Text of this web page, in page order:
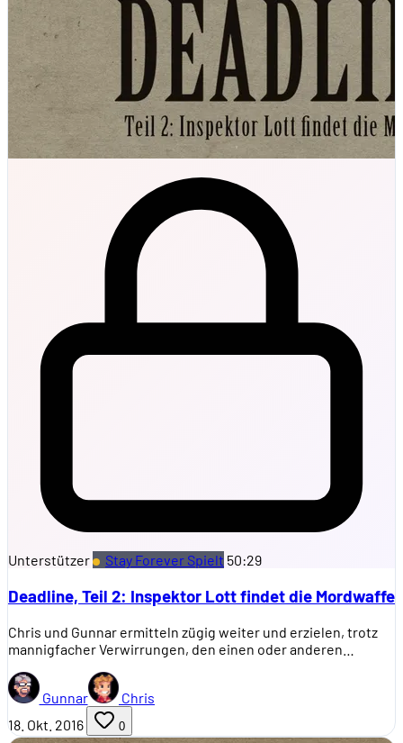
Unterstützer Stay Forever Spielt 50:29
Deadline, Teil 2: Inspektor Lott findet die Mordwaffe
Chris und Gunnar ermitteln zügig weiter und erzielen, trotz
mannigfacher Verwirrungen, den einen oder anderen…
Gunnar
Chris
18. Okt. 2016
0